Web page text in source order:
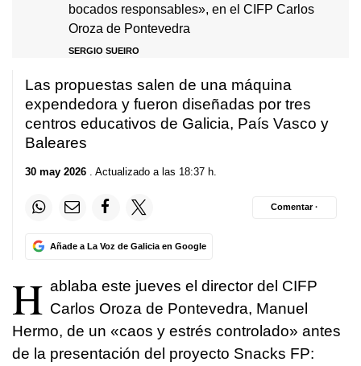
bocados responsables», en el CIFP Carlos
Oroza de Pontevedra
SERGIO SUEIRO
Las propuestas salen de una máquina
expendedora y fueron diseñadas por tres
centros educativos de Galicia, País Vasco y
Baleares
30 may 2026 . Actualizado a las 18:37 h.
Añade a La Voz de Galicia en Google
Comentar ·
H ablaba este jueves el director del CIFP
Carlos Oroza de Pontevedra, Manuel
Hermo, de un «caos y estrés controlado» antes
de la presentación del proyecto Snacks FP: